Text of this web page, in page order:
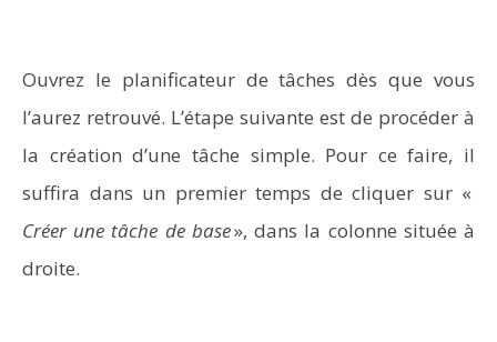
Ouvrez le planificateur de tâches dès que vous
l’aurez retrouvé. L’étape suivante est de procéder à
la création d’une tâche simple. Pour ce faire, il
suffira dans un premier temps de cliquer sur «
Créer une tâche de base», dans la colonne située à
droite.